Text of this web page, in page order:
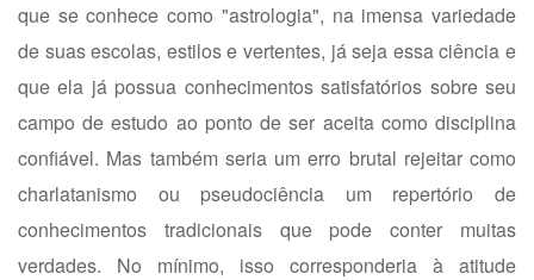
que se conhece como "astrologia", na imensa variedade
de suas escolas, estilos e vertentes, já seja essa ciência e
que ela já possua conhecimentos satisfatórios sobre seu
campo de estudo ao ponto de ser aceita como disciplina
confiável. Mas também seria um erro brutal rejeitar como
charlatanismo ou pseudociência um repertório de
conhecimentos tradicionais que pode conter muitas
verdades. No mínimo, isso corresponderia à atitude